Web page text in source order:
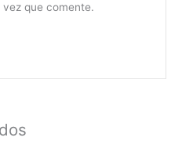
que comente.